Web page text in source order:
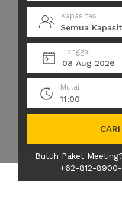
Kapasitas
Semua
Tanggal
08 Aug 2026
Mulai
11:00
Butuh Paket
+62-812-